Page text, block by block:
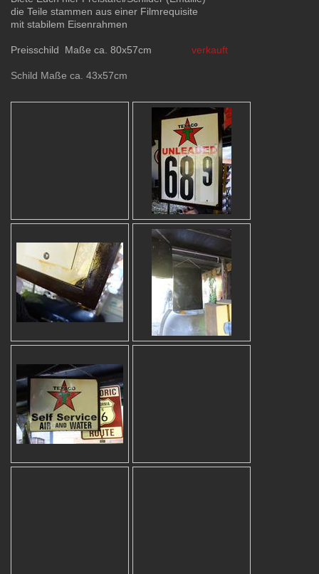
die Teile stammen aus einer Filmrequisite
mit stabilem Eisenrahmen
Preisschild Maße ca. 80x57cm verkauft
Schild Maße ca. 43x57cm